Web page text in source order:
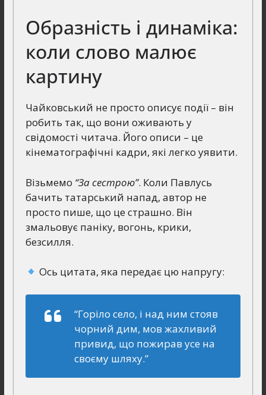
Образність і динаміка:
коли слово малює
картину
Чайковський не просто описує події – він
робить так, що вони оживають у
свідомості читача. Його описи – це
кінематографічні кадри, які легко уявити.
Візьмемо “За сестрою”. Коли Павлусь
бачить татарський напад, автор не
просто пише, що це страшно. Він
змальовує паніку, вогонь, крики,
безсилля.
Ось цитата, яка передає цю напругу:
“Горіло село, і над ним стояв
чорний дим, мов жахливий
привид, що пожирав усе на
своєму шляху.”